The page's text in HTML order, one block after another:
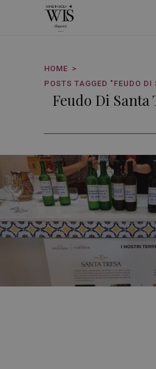
HOME
POSTS TAGGED "FEUDO DI
Feudo Di Santa